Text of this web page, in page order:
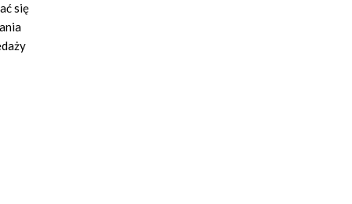
się